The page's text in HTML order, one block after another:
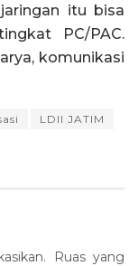
itu bisa
PC/PAC.
komunikasi
LDII JATIM
Ruas yang